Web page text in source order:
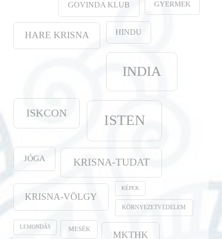
GOVINDA KLUB GYERMEK
HARE KRISNA HINDU
INDIA
ISKCON ISTEN
JÓGA KRISNA-TUDAT
KRISNA-VÖLGY
KÉPEK
KÖRNYEZETVÉDELEM
LEMONDÁS MESÉK
MKTHK